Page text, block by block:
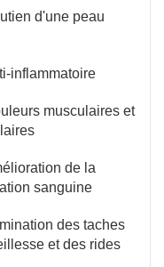
d'une peau
inflammatoire
musculaires et
de la
sanguine
des taches
et des rides